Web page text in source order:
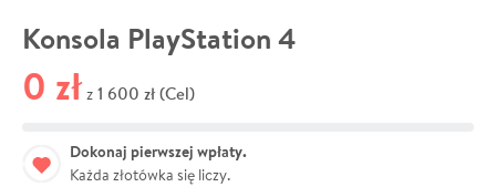
Konsola PlayStation 4
0 zł z 1 600 zł (Cel)
Dokonaj pierwszej wpłaty.
Każda złotówka się liczy.